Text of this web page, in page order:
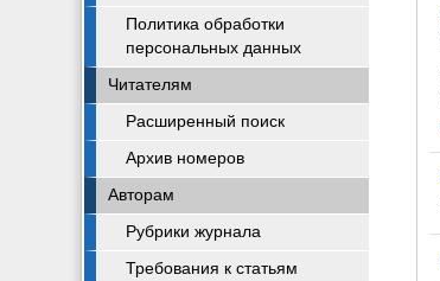
Политика обработки
персональных данных
Читателям
Расширенный поиск
Архив номеров
Авторам
Рубрики журнала
Требования к статьям